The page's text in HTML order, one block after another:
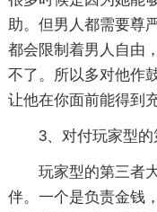
助。但男人都需要尊
都会限制着男人自由
不了。所以多对他作
让他在你面前能得到
3、对付玩家型
玩家型的第三者
伴。一个是负责金钱